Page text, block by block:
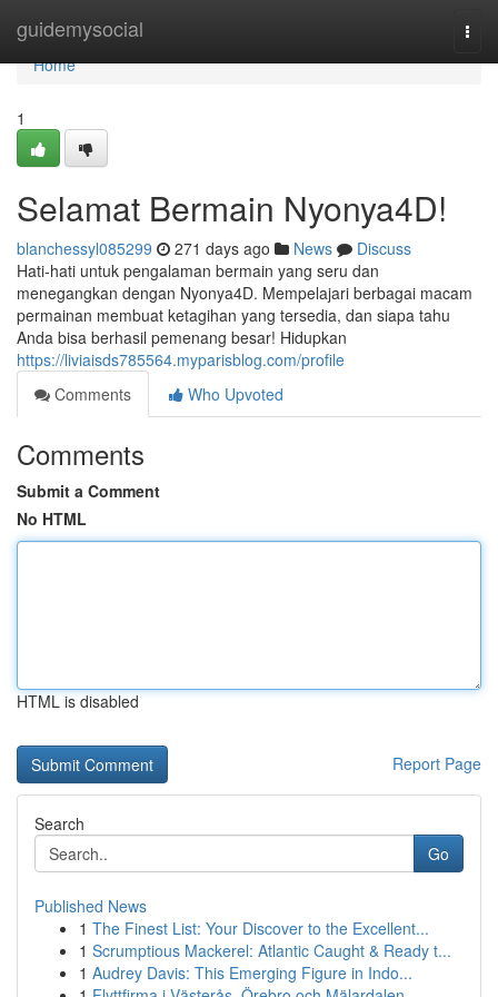
guidemysocial
Home
Home
1
Selamat Bermain Nyonya4D!
blanchessyl085299 271 days ago News
Discuss
Hati-hati untuk pengalaman bermain yang seru dan
menegangkan dengan Nyonya4D. Mempelajari berbagai macam
permainan membuat ketagihan yang tersedia, dan siapa tahu
Anda bisa berhasil pemenang besar! Hidupkan
https://liviaisds785564.myparisblog.com/profile
Comments
Who Upvoted
Comments
Submit a Comment
No HTML
HTML is disabled
Report Page
Search
Go
Published News
1 The Finest List: Your Discover to the Excellent...
1 Scrumptious Mackerel: Atlantic Caught & Ready t...
1 Audrey Davis: This Emerging Figure in Indo...